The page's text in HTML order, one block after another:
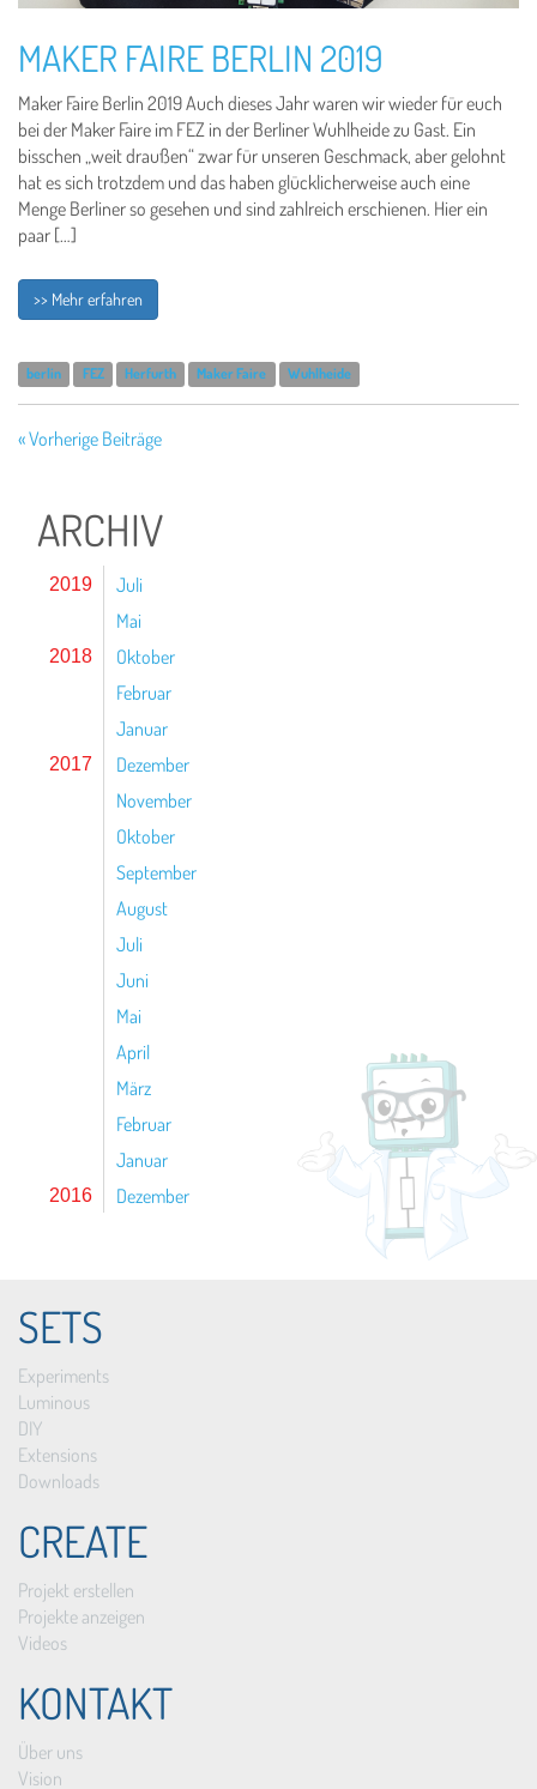
MAKER FAIRE BERLIN 2019
Maker Faire Berlin 2019 Auch dieses Jahr waren wir wieder für euch
bei der Maker Faire im FEZ in der Berliner Wuhlheide zu Gast. Ein
bisschen „weit draußen“ zwar für unseren Geschmack, aber gelohnt
hat es sich trotzdem und das haben glücklicherweise auch eine
Menge Berliner so gesehen und sind zahlreich erschienen. Hier ein
paar […]
>> Mehr erfahren
berlin FEZ Herfurth Maker Faire Wuhlheide
« Vorherige Beiträge
ARCHIV
2019
Juli
Mai
2018
Oktober
Februar
Januar
2017
Dezember
November
Oktober
September
August
Juli
Juni
Mai
April
März
Februar
Januar
2016 Dezember
SETS
Experiments
Luminous
DIY
Extensions
Downloads
CREATE
Projekt erstellen
Projekte anzeigen
Videos
KONTAKT
Über uns
Vision